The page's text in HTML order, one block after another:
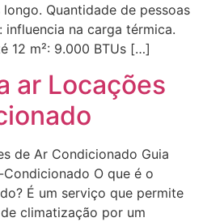
Quantidade de pessoas
na carga térmica.
12 m²: 9.000 BTUs […]
ar Locações
de Ar Condicionado Guia
O que é o
É um serviço que permite
climatização por um